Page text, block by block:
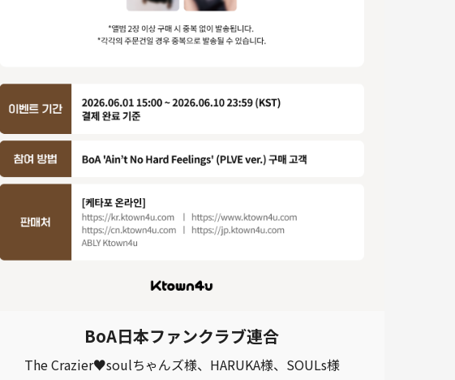
BoA日本ファンクラブ連合
The Crazier♥soulちゃんズ様、HARUKA様、SOULs様